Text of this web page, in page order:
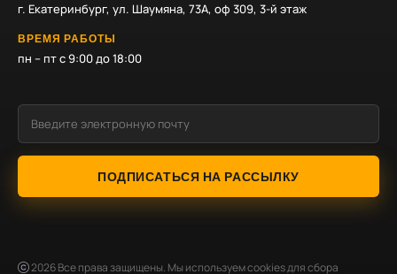
г. Екатеринбург, ул. Шаумяна, 73А, оф 309, 3-й этаж
ВРЕМЯ РАБОТЫ
пн – пт с 9:00 до 18:00
ПОДПИСАТЬСЯ НА РАССЫЛКУ
2026Все права защищены. Мы используем cookies для сбора